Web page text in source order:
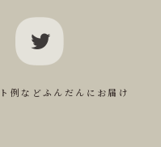
例などふんだんにお届け